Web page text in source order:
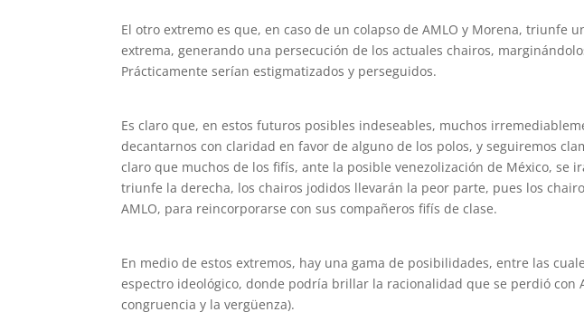
El otro extremo es que, en caso de un colapso de AMLO y Morena, triunfe
extrema, generando una persecución de los actuales chairos,
Prácticamente serían estigmatizados y perseguidos.
Es claro que, en estos futuros posibles indeseables, muchos
decantarnos con claridad en favor de alguno de los polos, y seguiremos
claro que muchos de los fifís, ante la posible venezolización de México, se
triunfe la derecha, los chairos jodidos llevarán la peor parte, pues los
AMLO, para reincorporarse con sus compañeros fifís de clase.
En medio de estos extremos, hay una gama de posibilidades, entre las
espectro ideológico, donde podría brillar la racionalidad que se perdió con
congruencia y la vergüenza).